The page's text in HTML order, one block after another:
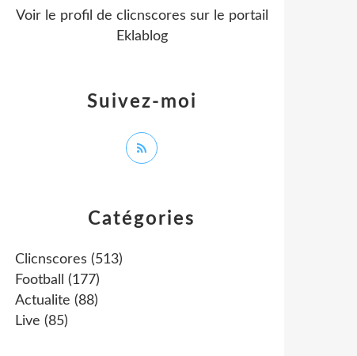
Catégories
Clicnscores (513)
Football
(177)
Actualite (88)
Live (85)
Suivez-moi
Voir le profil de clicnscores sur le portail
Eklablog